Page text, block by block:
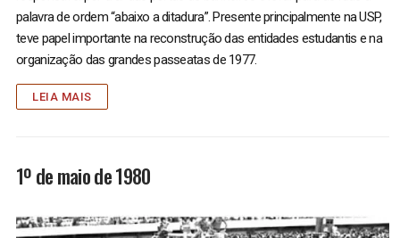
palavra de ordem “abaixo a ditadura”. Presente principalmente na USP,
teve papel importante na reconstrução das entidades estudantis e na
organização das grandes passeatas de 1977.
LEIA MAIS
1º de maio de 1980